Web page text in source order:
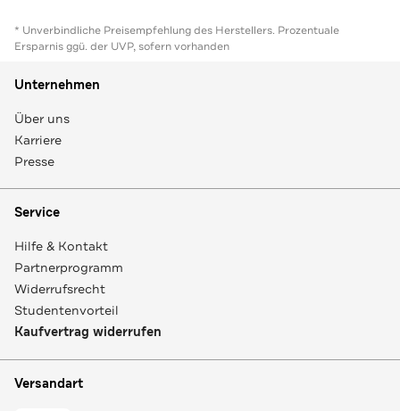
* Unverbindliche Preisempfehlung des Herstellers. Prozentuale
Ersparnis ggü. der UVP, sofern vorhanden
Unternehmen
Über uns
Karriere
Presse
Service
Hilfe & Kontakt
Partnerprogramm
Widerrufsrecht
Studentenvorteil
Kaufvertrag widerrufen
Versandart